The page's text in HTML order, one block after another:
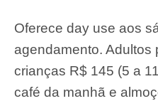
Oferece day use aos
agendamento. Adultos
crianças R$ 145 (5 a
café da manhã e